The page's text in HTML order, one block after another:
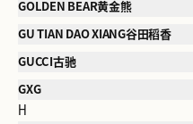
GOLDEN BEAR黄金熊
GU TIAN DAO XIANG谷田稻香
GUCCI古驰
GXG
H